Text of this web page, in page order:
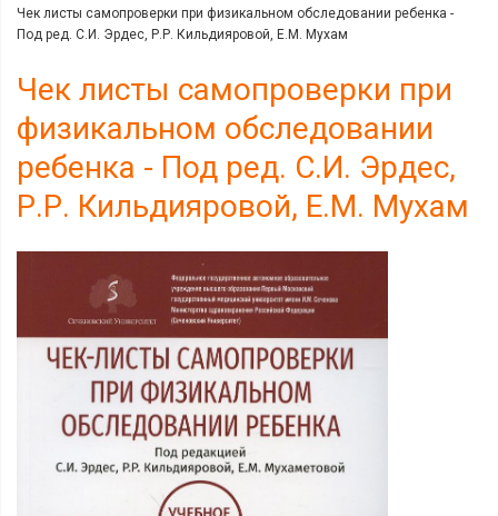
Чек листы самопроверки при физикальном обследовании ребенка -
Под ред. С.И. Эрдес, Р.Р. Кильдияровой, Е.М. Мухам
Чек листы самопроверки при
физикальном обследовании
ребенка - Под ред. С.И. Эрдес,
Р.Р. Кильдияровой, Е.М. Мухам